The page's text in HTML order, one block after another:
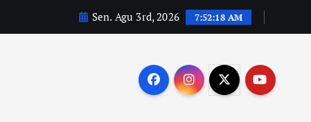
Sen. Agu 3rd, 2026 7:52:19 AM